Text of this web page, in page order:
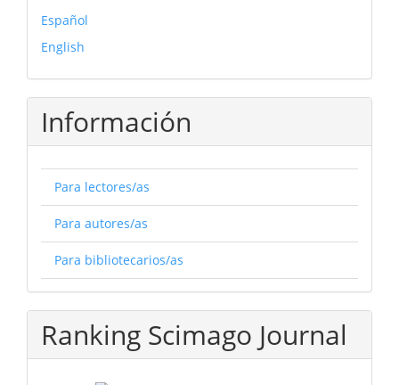
Español
English
Información
Para lectores/as
Para autores/as
Para bibliotecarios/as
Ranking Scimago Journal